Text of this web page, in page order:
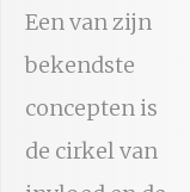
Een van zijn
bekendste
concepten is
de cirkel van